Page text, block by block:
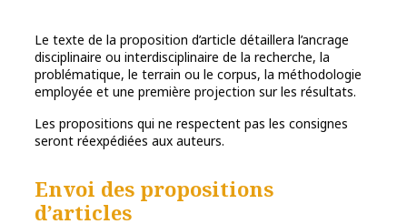
Le texte de la proposition d’article détaillera l’ancrage
disciplinaire ou interdisciplinaire de la recherche, la
problématique, le terrain ou le corpus, la méthodologie
employée et une première projection sur les résultats.
Les propositions qui ne respectent pas les consignes
seront réexpédiées aux auteurs.
Envoi des propositions
d’articles